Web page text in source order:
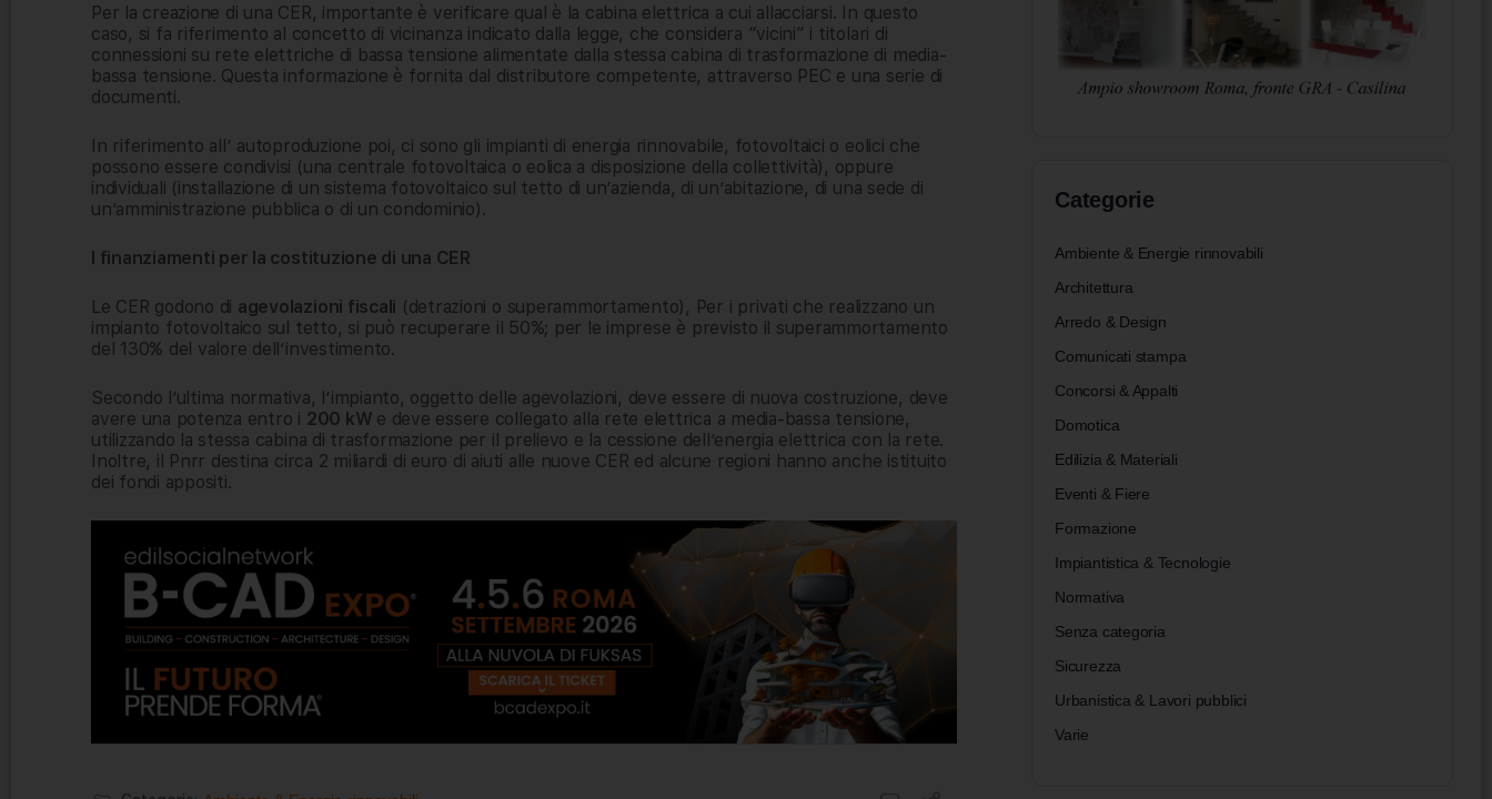
Per la creazione di una CER, importante è verificare qual è la cabina elettrica a cui allacciarsi. In questo
caso, si fa riferimento al concetto di vicinanza indicato dalla legge, che considera “vicini” i titolari di
connessioni su rete elettriche di bassa tensione alimentate dalla stessa cabina di trasformazione di media-
bassa tensione. Questa informazione è fornita dal distributore competente, attraverso PEC e una serie di
documenti.
In riferimento all’ autoproduzione poi, ci sono gli impianti di energia rinnovabile, fotovoltaici o eolici che
possono essere condivisi (una centrale fotovoltaica o eolica a disposizione della collettività), oppure
individuali (installazione di un sistema fotovoltaico sul tetto di un’azienda, di un’abitazione, di una sede di
un’amministrazione pubblica o di un condominio).
I finanziamenti per la costituzione di una CER
Le CER godono di agevolazioni fiscali (detrazioni o superammortamento), Per i privati che realizzano un
impianto fotovoltaico sul tetto, si può recuperare il 50%; per le imprese è previsto il superammortamento
del 130% del valore dell’investimento.
Secondo l’ultima normativa, l’impianto, oggetto delle agevolazioni, deve essere di nuova costruzione, deve
avere una potenza entro i 200 kW e deve essere collegato alla rete elettrica a media-bassa tensione,
utilizzando la stessa cabina di trasformazione per il prelievo e la cessione dell’energia elettrica con la rete.
Inoltre, il Pnrr destina circa 2 miliardi di euro di aiuti alle nuove CER ed alcune regioni hanno anche istituito
dei fondi appositi.
Categorie
Ambiente & Energie rinnovabili
Architettura
Arredo & Design
Comunicati stampa
Concorsi & Appalti
Domotica
Edilizia & Materiali
Eventi & Fiere
Formazione
Impiantistica & Tecnologie
Normativa
Senza categoria
Sicurezza
Urbanistica & Lavori pubblici
Varie